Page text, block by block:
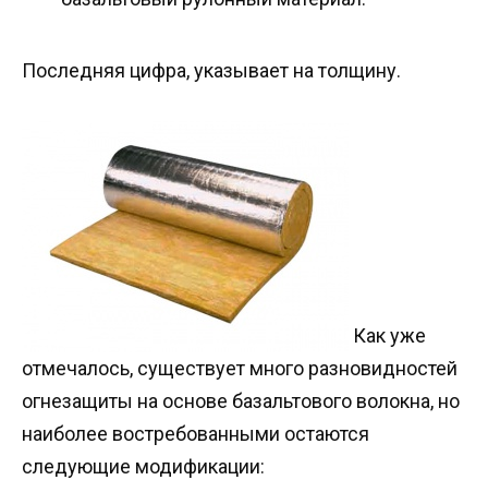
Последняя цифра, указывает на толщину.
Как уже
отмечалось, существует много разновидностей
огнезащиты на основе базальтового волокна, но
наиболее востребованными остаются
следующие модификации: